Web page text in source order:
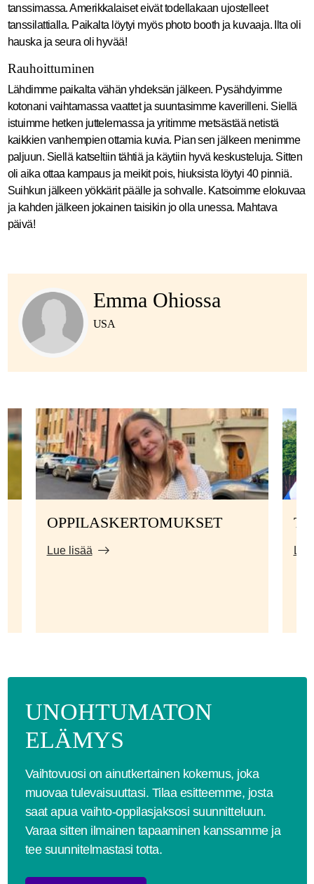
tanssimassa. Amerikkalaiset eivät todellakaan ujostelleet
tanssilattialla. Paikalta löytyi myös photo booth ja kuvaaja. Ilta oli
hauska ja seura oli hyvää!
Rauhoittuminen
Lähdimme paikalta vähän yhdeksän jälkeen. Pysähdyimme
kotonani vaihtamassa vaattet ja suuntasimme kaverilleni. Siellä
istuimme hetken juttelemassa ja yritimme metsästää netistä
kaikkien vanhempien ottamia kuvia. Pian sen jälkeen menimme
paljuun. Siellä katseltiin tähtiä ja käytiin hyvä keskusteluja. Sitten
oli aika ottaa kampaus ja meikit pois, hiuksista löytyi 40 pinniä.
Suihkun jälkeen yökkärit päälle ja sohvalle. Katsoimme elokuvaa
ja kahden jälkeen jokainen taisikin jo olla unessa. Mahtava
päivä!
Emma Ohiossa
USA
OPPILASKERTOMUKSET
Lue lisää
UNOHTUMATON
ELÄMYS
Vaihtovuosi on ainutkertainen kokemus, joka
muovaa tulevaisuuttasi. Tilaa esitteemme, josta
saat apua vaihto-oppilasjaksosi suunnitteluun.
Varaa sitten ilmainen tapaaminen kanssamme ja
tee suunnitelmastasi totta.